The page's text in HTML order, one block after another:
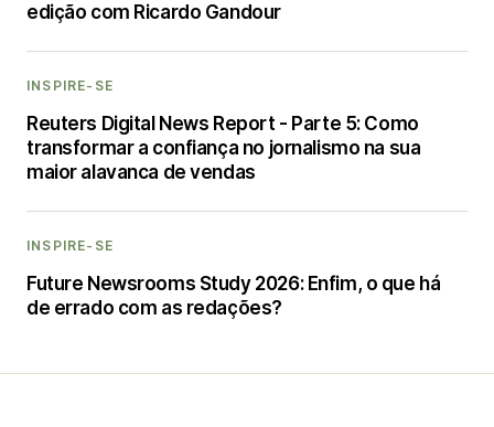
edição com Ricardo Gandour
INSPIRE-SE
Reuters Digital News Report - Parte 5: Como
transformar a confiança no jornalismo na sua
maior alavanca de vendas
INSPIRE-SE
Future Newsrooms Study 2026: Enfim, o que há
de errado com as redações?